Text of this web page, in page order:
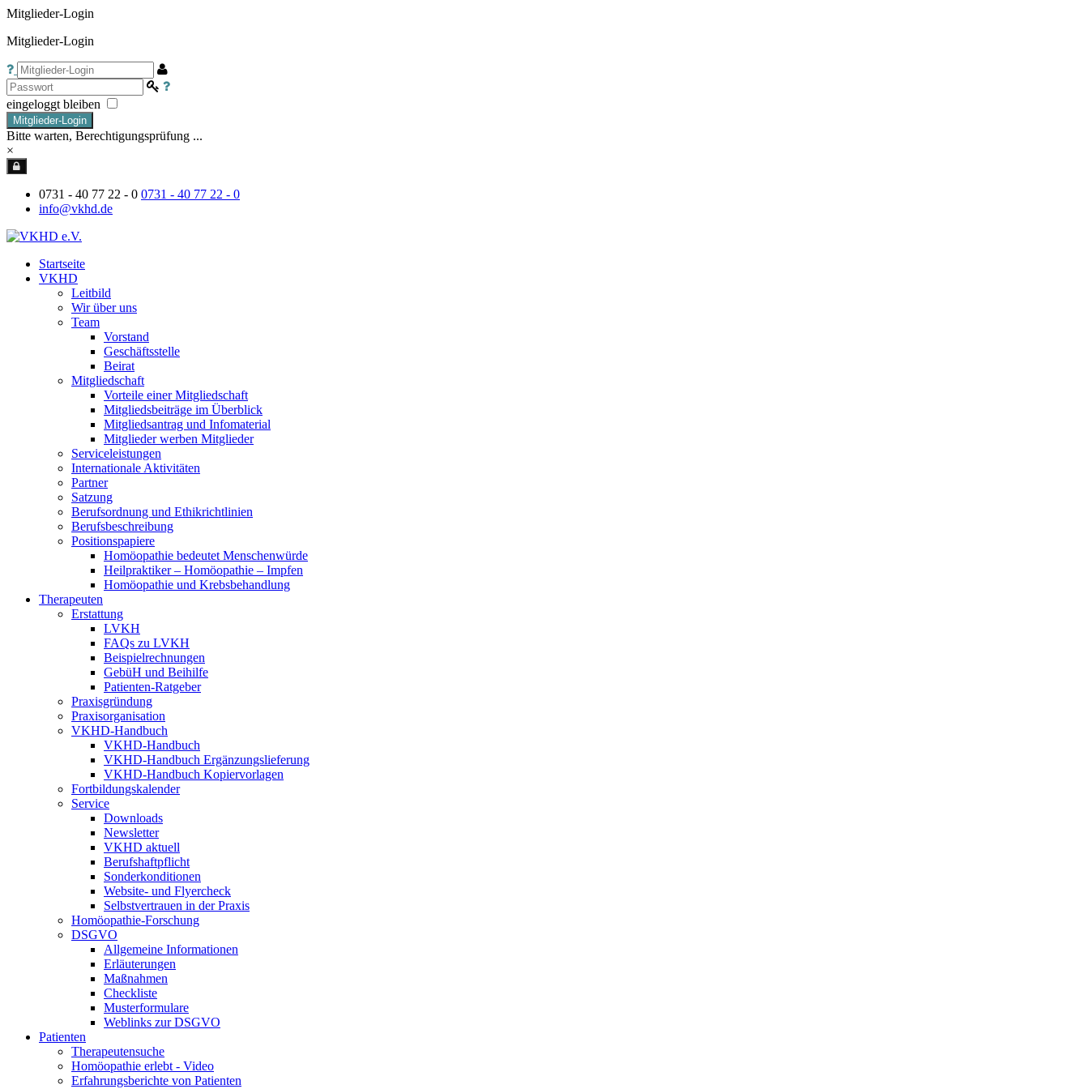
Mitglieder-Login
Mitglieder-Login
eingeloggt bleiben
Mitglieder-Login
Bitte warten, Berechtigungsprüfung ...
×
0731 - 40 77 22 - 0 0731 - 40 77 22 - 0
info@vkhd.de
Startseite
VKHD
Leitbild
Wir über uns
Team
Vorstand
Geschäftsstelle
Beirat
Mitgliedschaft
Vorteile einer Mitgliedschaft
Mitgliedsbeiträge im Überblick
Mitgliedsantrag und Infomaterial
Mitglieder werben Mitglieder
Serviceleistungen
Internationale Aktivitäten
Partner
Satzung
Berufsordnung und Ethikrichtlinien
Berufsbeschreibung
Positionspapiere
Homöopathie bedeutet Menschenwürde
Heilpraktiker – Homöopathie – Impfen
Homöopathie und Krebsbehandlung
Therapeuten
Erstattung
LVKH
FAQs zu LVKH
Beispielrechnungen
GebüH und Beihilfe
Patienten-Ratgeber
Praxisgründung
Praxisorganisation
VKHD-Handbuch
VKHD-Handbuch
VKHD-Handbuch Ergänzungslieferung
VKHD-Handbuch Kopiervorlagen
Fortbildungskalender
Service
Downloads
Newsletter
VKHD aktuell
Berufshaftpflicht
Sonderkonditionen
Website- und Flyercheck
Selbstvertrauen in der Praxis
Homöopathie-Forschung
DSGVO
Allgemeine Informationen
Erläuterungen
Maßnahmen
Checkliste
Musterformulare
Weblinks zur DSGVO
Patienten
Therapeutensuche
Homöopathie erlebt - Video
Erfahrungsberichte von Patienten